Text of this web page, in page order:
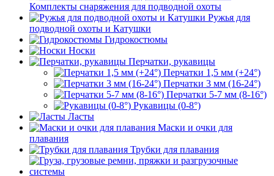
Комплекты снаряжения для подводной охоты
Ружья для
подводной охоты и Катушки
Гидрокостюмы
Носки
Перчатки, рукавицы
Перчатки 1,5 мм (+24°)
Перчатки 3 мм (16-24°)
Перчатки 5-7 мм (8-16°)
Рукавицы (0-8°)
Ласты
Маски и очки для
плавания
Трубки для плавания